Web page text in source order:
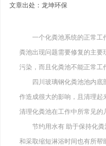
关于重庆玻璃钢化粪
在安装绵阳玻璃钢化
使用成都玻璃钢化粪
文章出处：龙坤环保
一个化粪池系统的正常工
粪池出现问题需要修复的主
污染，而且化粪池不能正常
四川玻璃钢化粪池池内底
作造成很大的影响，且清理
清理化粪池在工作中所常见的
节约用水有 助于保持化粪
和采取缩短淋浴时间也有所